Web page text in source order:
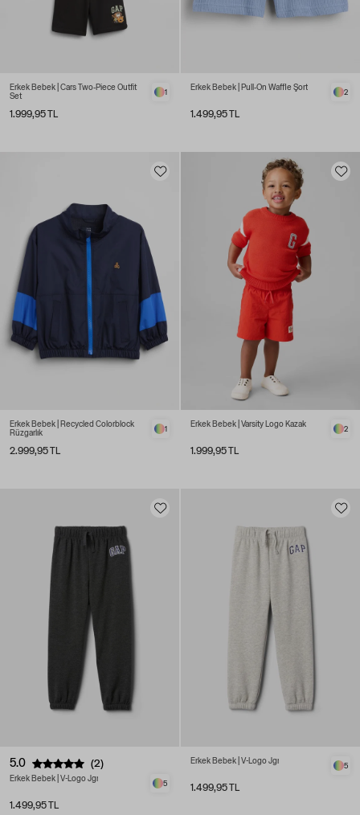
Erkek Bebek | Cars Two-Piece Outfit
Set
1.999,95 TL
1
Erkek Bebek | Pull-On Waffle Şort
1.499,95 TL
2
Erkek Bebek | Recycled Colorblock
Rüzgarlık
2.999,95 TL
1
Erkek Bebek | Varsity Logo Kazak
1.999,95 TL
2
5.0 (2)
Erkek Bebek | V-Logo Jgr
1.499,95 TL
5
Erkek Bebek | V-Logo Jgr
1.499,95 TL
5